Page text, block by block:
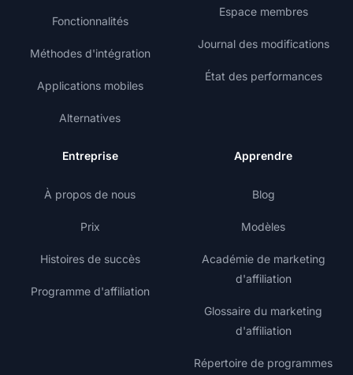
Fonctionnalités
Méthodes d'intégration
Applications mobiles
Alternatives
Espace membres
Journal des modifications
État des performances
Entreprise
À propos de nous
Prix
Histoires de succès
Programme d'affiliation
Apprendre
Blog
Modèles
Académie de marketing
d'affiliation
Glossaire du marketing
d'affiliation
Répertoire de programmes